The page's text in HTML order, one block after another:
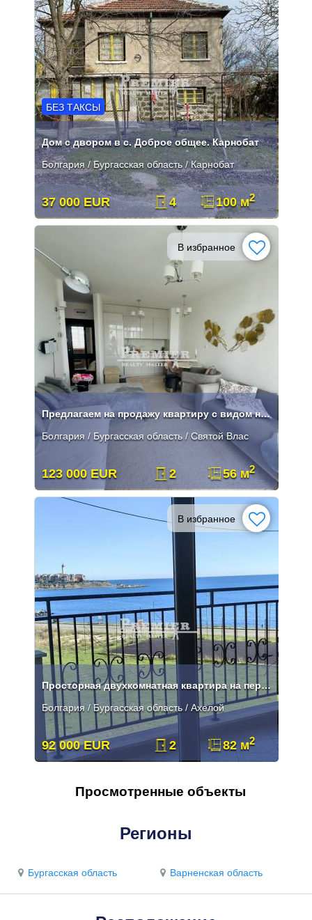
БЕЗ ТАКСЫ
Дом с двором в с. Доброе общее. Карнобат
Болгария / Бургасская область / Карнобат
37 000 EUR 4 100 м2
В избранное
Предлагаем на продажу квартиру с видом на море в Святом -Власе.
Болгария / Бургасская область / Святой Влас
123 000 EUR 2 56 м2
В избранное
Просторная двухкомнатная квартира на первой линии с видом на море
Болгария / Бургасская область / Ахелой
92 000 EUR 2 82 м2
Просмотренные объекты
Регионы
Бургасская область Варненская область